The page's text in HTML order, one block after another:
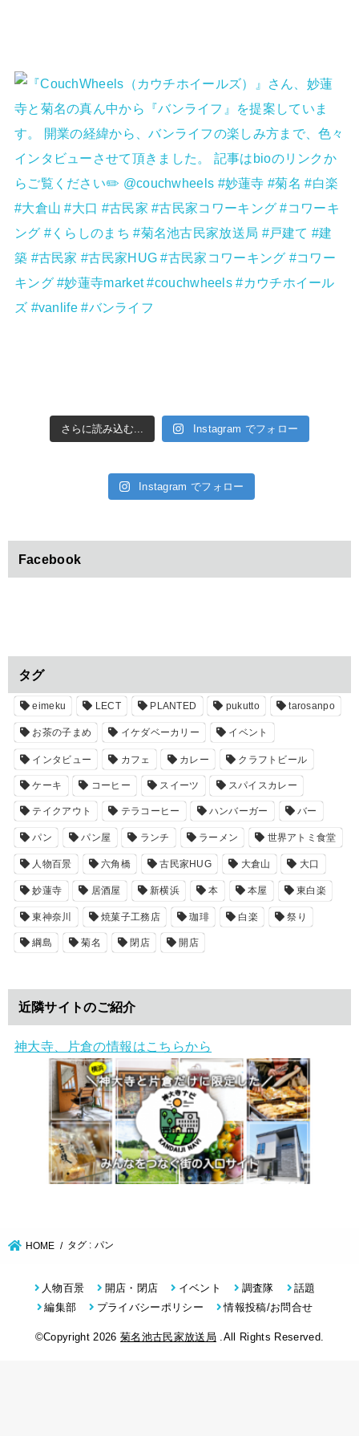
さらに読み込む... Instagram でフォロー
Instagram でフォロー
Facebook
タグ
eimeku LECT PLANTED pukutto tarosanpo
お茶の子まめ イケダベーカリー イベント
インタビュー カフェ カレー クラフトビール
ケーキ コーヒー スイーツ スパイスカレー
テイクアウト テラコーヒー ハンバーガー バー
パン パン屋 ランチ ラーメン 世界アトミ食堂
人物百景 六角橋 古民家HUG 大倉山 大口
妙蓮寺 居酒屋 新横浜 本 本屋 東白楽
東神奈川 焼菓子工務店 珈琲 白楽 祭り
綱島 菊名 閉店 開店
近隣サイトのご紹介
神大寺、片倉の情報はこちらから
HOME タグ : パン
人物百景 開店・閉店 イベント 調査隊
話題
編集部
プライバシーポリシー 情報投稿/お問合せ
©Copyright 2026菊名池古民家放送局 .All Rights Reserved.